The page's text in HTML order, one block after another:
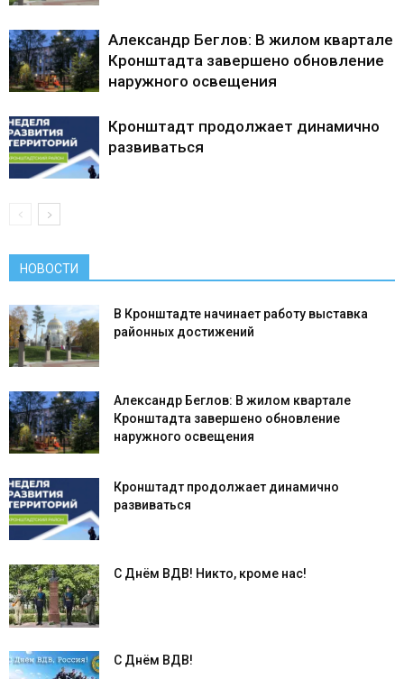
Александр Беглов: В жилом квартале
Кронштадта завершено обновление
наружного освещения
Кронштадт продолжает динамично
развиваться
НОВОСТИ
В Кронштадте начинает работу выставка
районных достижений
Александр Беглов: В жилом квартале
Кронштадта завершено обновление
наружного освещения
Кронштадт продолжает динамично
развиваться
С Днём ВДВ! Никто, кроме нас!
С Днём ВДВ!